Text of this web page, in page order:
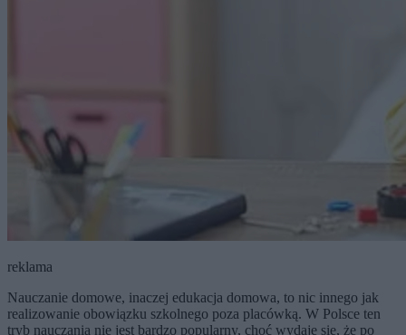
reklama
Nauczanie domowe, inaczej edukacja domowa, to nic innego jak
realizowanie obowiązku szkolnego poza placówką. W Polsce ten
tryb nauczania nie jest bardzo popularny, choć wydaje się, że po